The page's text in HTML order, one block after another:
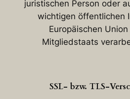
juristischen Person oder
wichtigen öffentlichen
Europäischen
Mitgliedstaats
SSL- bzw. TLS-